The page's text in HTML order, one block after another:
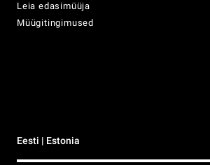
Leia edasimüüja
Müügitingimused
Eesti | Estonia